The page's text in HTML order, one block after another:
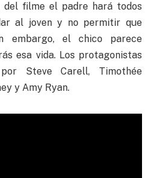
del filme el padre hará todos
al joven y no permitir que
embargo, el chico parece
esa vida. Los protagonistas
Steve Carell, Timothée
y Amy Ryan.